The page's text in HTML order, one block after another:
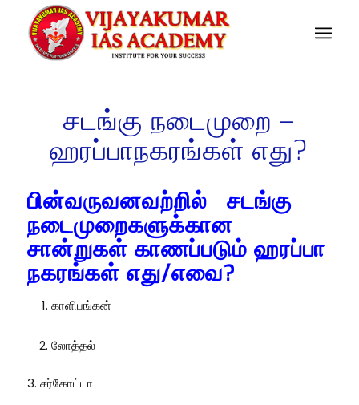
சடங்கு நடைமுறை –
ஹரப்பாநகரங்கள் எது?
பின்வருவனவற்றில் சடங்கு
நடைமுறைகளுக்கான
சான்றுகள் காணப்படும் ஹரப்பா
நகரங்கள் எது/எவை?
காளிபங்கன்
லோத்தல்
3. சர்கோட்டா